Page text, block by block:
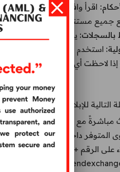
اقرأ وافهم الشروط
جميع مستنداتك قبل التوقيع،
بالسجلات: يجب عليك استلام
استخدم خدماتنا بشكل أخلاقي
إذا لاحظت أي أخطاء أو معاملات
للإبلاغ عن شكوى:
مباشرةً مع موظفينا لتسجيل
داخل الفروع.
+٩٧١٢٦٢٧٧٢٧٢